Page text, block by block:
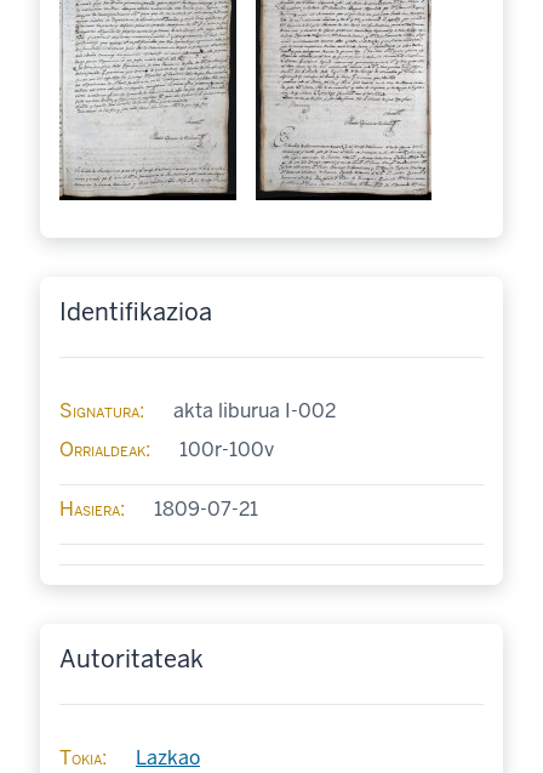
Identifikazioa
Signatura
akta liburua I-002
Orrialdeak
100r-100v
Hasiera 1809-07-21
Autoritateak
Tokia Lazkao